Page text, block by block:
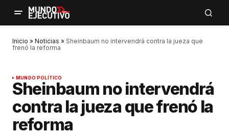
Inicio » Noticias » Sheinbaum no intervendrá contra la jueza que
frenó la reforma
MUNDO POLÍTICO
Sheinbaum no intervendrá
contra la jueza que frenó la
reforma